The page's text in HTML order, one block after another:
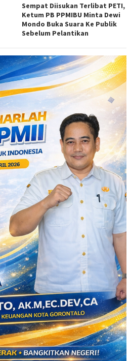
Sempat Diisukan Terlibat PETI,
Ketum PB PPMIBU Minta Dewi
Mondo Buka Suara Ke Publik
Sebelum Pelantikan